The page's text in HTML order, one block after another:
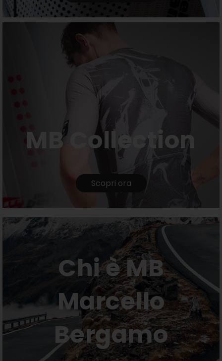
MB Collection
Scopri ora
Chi è MB
Marcello
Bergamo